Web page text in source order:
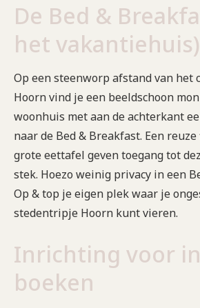
De Bed &
het vakantiehuis)
Op een steenworp afstand van het
Hoorn vind je een beeldschoon
woonhuis met aan de achterkant
naar de Bed & Breakfast. Een
grote eettafel geven toegang tot
stek. Hoezo weinig privacy in een
Op & top je eigen plek waar je
stedentripje Hoorn kunt vieren.
Inrichting voor
boeken